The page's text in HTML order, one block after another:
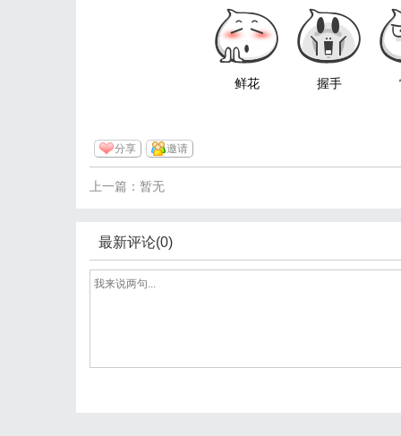
鲜花 握手
分享 邀请
上一篇：暂无
最新评论(0)